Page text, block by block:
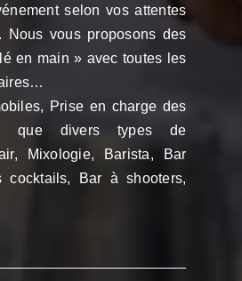
selon vos attentes
Nous vous proposons des
en main » avec toutes les
Prise en charge des
que divers types de
Mixologie, Barista, Bar
cocktails, Bar à shooters,